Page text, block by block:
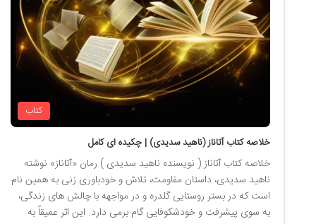
کتاب
خلاصه کتاب آتاناز (ناهید سدیدی) | چکیده ای کامل
خلاصه کتاب آتاناز ( نویسنده ناهید سدیدی ) رمان «آتاناز» نوشته
ناهید سدیدی، داستان مقاومت، تلاش و خودباوری زنی به همین نام
است که در بستر روستایی گلدره و در مواجهه با چالش های زندگی،
به سوی پیشرفت و خودشکوفایی گام برمی دارد. این اثر عمیقاً به